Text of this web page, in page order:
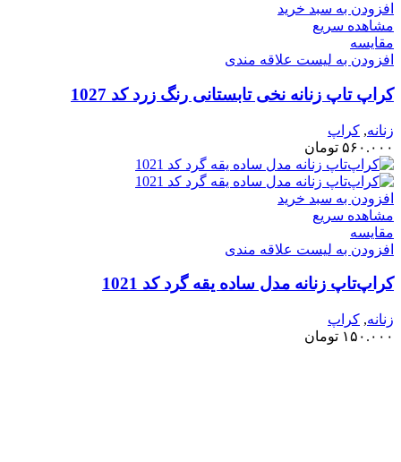
افزودن به سبد خرید
مشاهده سریع
مقایسه
افزودن به لیست علاقه مندی
کراپ تاپ زنانه نخی تابستانی رنگ زرد کد 1027
زنانه, کراپ
۵۶۰.۰۰۰ تومان
افزودن به سبد خرید
مشاهده سریع
مقایسه
افزودن به لیست علاقه مندی
کراپ‌تاپ زنانه مدل ساده یقه گرد کد 1021
زنانه, کراپ
۱۵۰.۰۰۰ تومان